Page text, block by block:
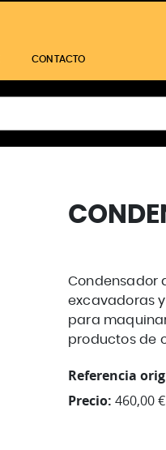
CONTACTO
Condensador
excavadoras
para
productos de
Referencia
Precio: 460,00 €